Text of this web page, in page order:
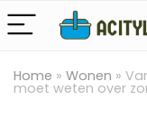
Home » Wonen »
moet weten over